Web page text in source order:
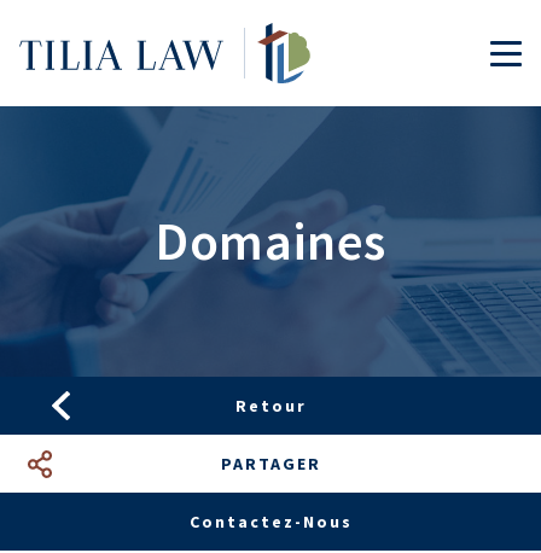
Tilia.Law
Domaines
Retour
PARTAGER
Contactez-Nous